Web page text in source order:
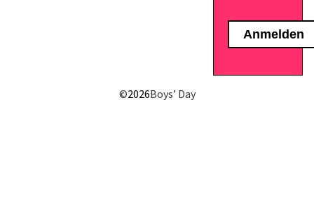
©2026Boys’ Day